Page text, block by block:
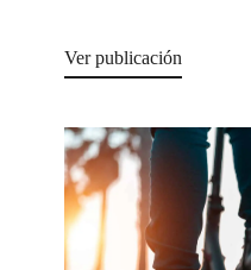
Ver publicación